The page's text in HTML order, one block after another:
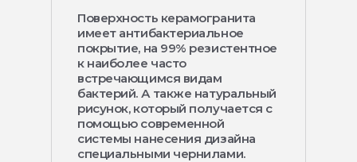
Поверхность керамогранита
имеет антибактериальное
покрытие, на 99% резистентное
к наиболее часто
встречающимся видам
бактерий. А также натуральный
рисунок, который получается с
помощью современной
системы нанесения дизайна
специальными чернилами.